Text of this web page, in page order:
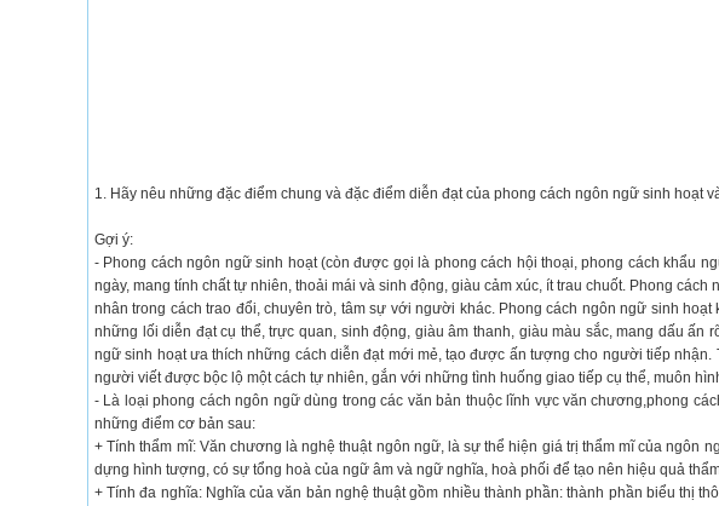
1. Hãy nêu những đặc điểm chung và đặc điểm diễn đạt của phong cách ngôn ngữ sinh hoạt
Gợi ý:
- Phong cách ngôn ngữ sinh hoạt (còn được gọi là phong cách hội thoại, phong cách khẩu
ngày, mang tính chất tự nhiên, thoải mái và sinh động, giàu cảm xúc, ít trau chuốt. Phong
nhân trong cách trao đổi, chuyên trò, tâm sự với người khác. Phong cách ngôn ngữ sinh
những lối diễn đạt cụ thể, trực quan, sinh động, giàu âm thanh, giàu màu sắc, mang dấu ấn
ngữ sinh hoạt ưa thích những cách diễn đạt mới mẻ, tạo được ấn tượng cho người tiếp
người viết được bộc lộ một cách tự nhiên, gắn với những tình huống giao tiếp cụ thể, muôn
- Là loại phong cách ngôn ngữ dùng trong các văn bản thuộc lĩnh vực văn chương,phong
những điểm cơ bản sau:
+ Tính thẩm mĩ: Văn chương là nghệ thuật ngôn ngữ, là sự thể hiện giá trị thẩm mĩ của ngôn
dựng hình tượng, có sự tổng hoà của ngữ âm và ngữ nghĩa, hoà phối để tạo nên hiệu quả
+ Tính đa nghĩa: Nghĩa của văn bản nghệ thuật gồm nhiều thành phần: thành phần biểu thị